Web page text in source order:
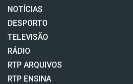
NOTÍCIAS
DESPORTO
TELEVISÃO
RÁDIO
RTP ARQUIVOS
RTP ENSINA